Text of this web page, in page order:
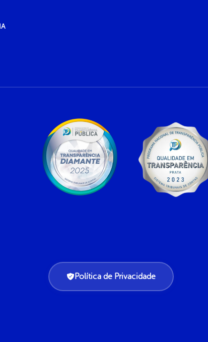
Política de Privacidade